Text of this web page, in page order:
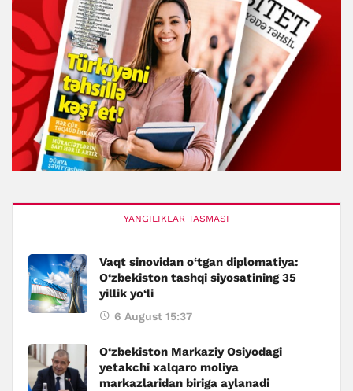
YANGILIKLAR TASMASI
Vaqt sinovidan o‘tgan diplomatiya:
O‘zbekiston tashqi siyosatining 35
yillik yo‘li
6 August 15:37
O‘zbekiston Markaziy Osiyodagi
yetakchi xalqaro moliya
markazlaridan biriga aylanadi